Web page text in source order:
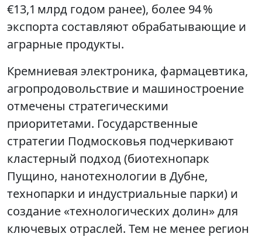
€13,1 млрд годом ранее), более 94 %
экспорта составляют обрабатывающие и
аграрные продукты.
Кремниевая электроника, фармацевтика,
агропродовольствие и машиностроение
отмечены стратегическими
приоритетами. Государственные
стратегии Подмосковья подчеркивают
кластерный подход (биотехнопарк
Пущино, нанотехнологии в Дубне,
технопарки и индустриальные парки) и
создание «технологических долин» для
ключевых отраслей. Тем не менее регион